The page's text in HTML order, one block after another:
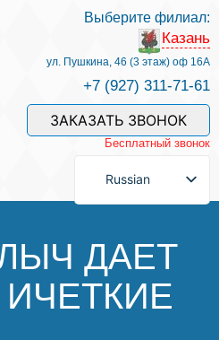
Выберите филиал:
Казань
ул. Пушкина, 46 (3 этаж) оф 16А
+7 (927) 311-71-61
ЗАКАЗАТЬ ЗВОНОК
Бесплатный звонок
Russian
ДАЕТ